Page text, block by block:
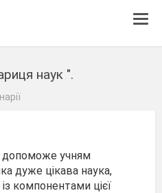
наук ".
допоможе учням
дуже цікава наука,
компонентами цієї